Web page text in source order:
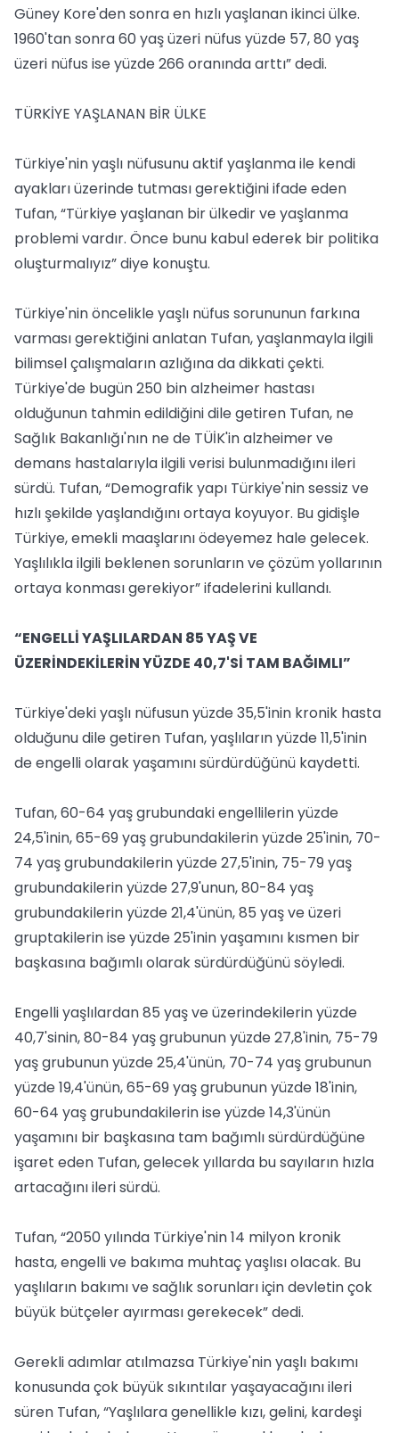
Güney Kore'den sonra en hızlı yaşlanan ikinci ülke.
1960'tan sonra 60 yaş üzeri nüfus yüzde 57, 80 yaş
üzeri nüfus ise yüzde 266 oranında arttı” dedi.
TÜRKİYE YAŞLANAN BİR ÜLKE
Türkiye'nin yaşlı nüfusunu aktif yaşlanma ile kendi
ayakları üzerinde tutması gerektiğini ifade eden
Tufan, “Türkiye yaşlanan bir ülkedir ve yaşlanma
problemi vardır. Önce bunu kabul ederek bir politika
oluşturmalıyız” diye konuştu.
Türkiye'nin öncelikle yaşlı nüfus sorununun farkına
varması gerektiğini anlatan Tufan, yaşlanmayla ilgili
bilimsel çalışmaların azlığına da dikkati çekti.
Türkiye'de bugün 250 bin alzheimer hastası
olduğunun tahmin edildiğini dile getiren Tufan, ne
Sağlık Bakanlığı'nın ne de TÜİK'in alzheimer ve
demans hastalarıyla ilgili verisi bulunmadığını ileri
sürdü. Tufan, “Demografik yapı Türkiye'nin sessiz ve
hızlı şekilde yaşlandığını ortaya koyuyor. Bu gidişle
Türkiye, emekli maaşlarını ödeyemez hale gelecek.
Yaşlılıkla ilgili beklenen sorunların ve çözüm yollarının
ortaya konması gerekiyor” ifadelerini kullandı.
“ENGELLİ YAŞLILARDAN 85 YAŞ VE
ÜZERİNDEKİLERİN YÜZDE 40,7'Sİ TAM BAĞIMLI”
Türkiye'deki yaşlı nüfusun yüzde 35,5'inin kronik hasta
olduğunu dile getiren Tufan, yaşlıların yüzde 11,5'inin
de engelli olarak yaşamını sürdürdüğünü kaydetti.
Tufan, 60-64 yaş grubundaki engellilerin yüzde
24,5'inin, 65-69 yaş grubundakilerin yüzde 25'inin, 70-
74 yaş grubundakilerin yüzde 27,5'inin, 75-79 yaş
grubundakilerin yüzde 27,9'unun, 80-84 yaş
grubundakilerin yüzde 21,4'ünün, 85 yaş ve üzeri
gruptakilerin ise yüzde 25'inin yaşamını kısmen bir
başkasına bağımlı olarak sürdürdüğünü söyledi.
Engelli yaşlılardan 85 yaş ve üzerindekilerin yüzde
40,7'sinin, 80-84 yaş grubunun yüzde 27,8'inin, 75-79
yaş grubunun yüzde 25,4'ünün, 70-74 yaş grubunun
yüzde 19,4'ünün, 65-69 yaş grubunun yüzde 18'inin,
60-64 yaş grubundakilerin ise yüzde 14,3'ünün
yaşamını bir başkasına tam bağımlı sürdürdüğüne
işaret eden Tufan, gelecek yıllarda bu sayıların hızla
artacağını ileri sürdü.
Tufan, “2050 yılında Türkiye'nin 14 milyon kronik
hasta, engelli ve bakıma muhtaç yaşlısı olacak. Bu
yaşlıların bakımı ve sağlık sorunları için devletin çok
büyük bütçeler ayırması gerekecek” dedi.
Gerekli adımlar atılmazsa Türkiye'nin yaşlı bakımı
konusunda çok büyük sıkıntılar yaşayacağını ileri
süren Tufan, “Yaşlılara genellikle kızı, gelini, kardeşi